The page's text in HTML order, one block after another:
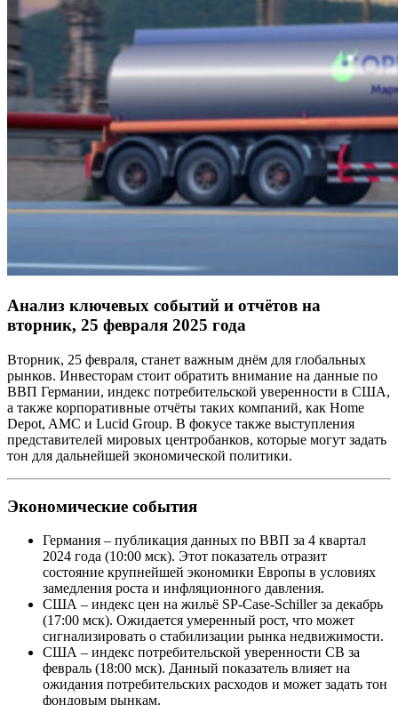
Анализ ключевых событий и отчётов на
вторник, 25 февраля 2025 года
Вторник, 25 февраля, станет важным днём для глобальных
рынков. Инвесторам стоит обратить внимание на данные по
ВВП Германии, индекс потребительской уверенности в США,
а также корпоративные отчёты таких компаний, как Home
Depot, AMC и Lucid Group. В фокусе также выступления
представителей мировых центробанков, которые могут задать
тон для дальнейшей экономической политики.
Экономические события
Германия – публикация данных по ВВП за 4 квартал
2024 года (10:00 мск). Этот показатель отразит
состояние крупнейшей экономики Европы в условиях
замедления роста и инфляционного давления.
США – индекс цен на жильё SP-Case-Schiller за декабрь
(17:00 мск). Ожидается умеренный рост, что может
сигнализировать о стабилизации рынка недвижимости.
США – индекс потребительской уверенности CB за
февраль (18:00 мск). Данный показатель влияет на
ожидания потребительских расходов и может задать тон
фондовым рынкам.